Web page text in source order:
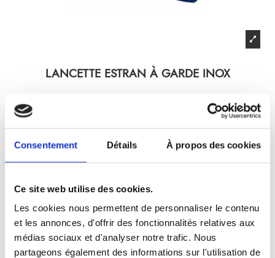
Consentement Détails À propos des cookies
Ce site web utilise des cookies.
Les cookies nous permettent de personnaliser le contenu
et les annonces, d'offrir des fonctionnalités relatives aux
médias sociaux et d'analyser notre trafic. Nous
partageons également des informations sur l'utilisation de
LANCETTE ESTRAN À GARDE INOX
Lancette à huître Estran - avec garde - manche plastique bleu
19,07 €/ TTC